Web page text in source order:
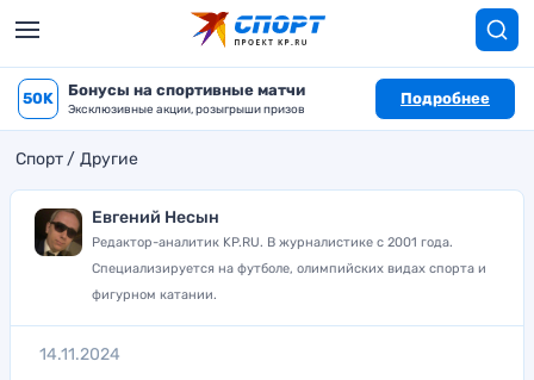
50K Бонусы на спортивные матчи
Эксклюзивные акции, розыгрыши призов
Подробнее
Спорт Другие
Евгений Несын
Редактор-аналитик KP.RU. В журналистике с 2001 года.
Специализируется на футболе, олимпийских видах спорта и
фигурном катании.
14.11.2024